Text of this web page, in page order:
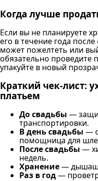
Когда лучше
Если вы не планируете
его в течение года
может пожелтеть или
обязательно проведите
упакуйте в новый
Краткий чек-лист:
платьем
До свадьбы —
транспортировки.
В день свадьбы —
помощница для
После свадьбы —
недель.
Хранение—
Раз в год—